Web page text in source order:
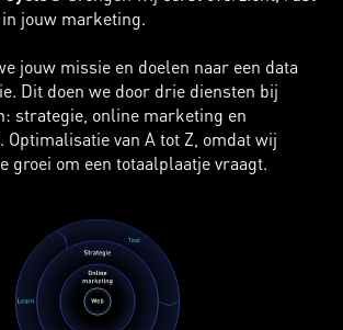
jouw marketing.
jouw missie en doelen naar een data
Dit doen we door drie diensten bij
strategie, online marketing en
Optimalisatie van A tot Z, omdat wij
groei om een totaalplaatje vraagt.